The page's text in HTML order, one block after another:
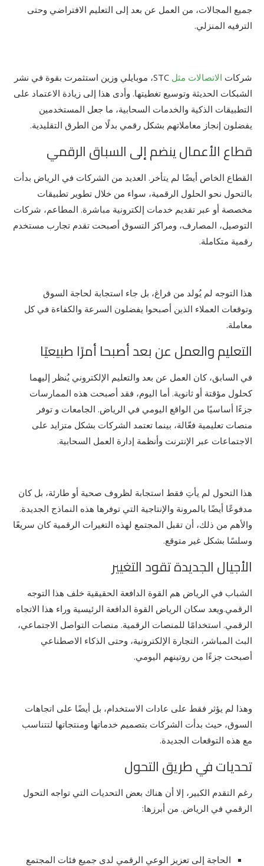
جميع المجالات، من العمل عن بعد إلى التعليم الافتراضي وحتى
الترفيه المنزلي.
شركات الاتصالات مثل
STC، موبايلي وزين استثمرت بقوة في نشر
الشبكات الحديثة وتوسيع تغطيتها. وأدى هذا إلى زيادة الاعتماد على
التطبيقات الذكية والخدمات السحابية، ما جعل المستخدمين
يفضلون إنجاز معاملاتهم بشكل رقمي بدلًا من الطرق التقليدية.
قطاع الأعمال ينضم إلى السباق الرقمي
القطاع الخاص أيضًا لم يتأخر. العديد من الشركات في الرياض بدأت
بالتحول نحو الحلول الرقمية، سواء من خلال تطوير تطبيقات
مخصصة أو عبر تقديم خدمات إلكترونية مباشرة. المطاعم، شركات
التوصيل، المصارف، ومراكز التسوق أصبحت تقدم تجارب مستخدم
رقمية متكاملة.
هذا التوجه لم يُولد من فراغ، بل جاء استجابة لحاجة السوق
وتوقعات العملاء الذين أصبحوا يفضلون السرعة والكفاءة في كل
معاملة.
التعليم والعمل عن بعد أصبحا أمرًا طبيعيًا
في السابق، كان العمل عن بعد والتعليم الإلكتروني يُنظر إليهما
كحلول مؤقتة أو ثانوية. أما اليوم، فقد أصبحت هذه الممارسات
جزءًا أساسيًا من الواقع اليومي في الرياض. الجامعات و توفر
منصات تعليمية فعّالة، بينما تعتمد الشركات بشكل متزايد على
الاجتماعات عبر الإنترنت وأنظمة إدارة العمل السحابية.
هذا التحول لم يأتِ فقط استجابة لظروف صحية أو طارئة، بل كان
مدفوعًا أيضًا بالمرونة والإنتاجية التي توفرها هذه النماذج الجديدة.
والأهم من ذلك، أن تقبل المجتمع لهذه التغيرات الرقمية كان سريعًا
وسلسًا بشكل غير متوقع.
الأجيال الجديدة تقود التغيير
الشباب في الرياض هم القوة الدافعة الحقيقية خلف هذا التوجه
الرقمي.ويعد سكان الرياض القوة الدافعة الرئيسية وراء هذا الاتجاه
الرقمي. استخدامًا للمنصات الرقمية. منصات التواصل الاجتماعي،
البث المباشر، التجارة الإلكترونية، وحتى الذكاء الاصطناعي
أصبحت جزءًا من روتينهم اليومي.
وهذا لم يؤثر فقط على عادات الاستخدام، بل أيضًا على اتجاهات
السوق، حيث بدأت الشركات بتصميم خدماتها ومنتجاتها لتتناسب
مع هذه التوقعات الجديدة.
تحديات في طريق التحول
رغم التقدم الكبير، إلا أن هناك بعض التحديات التي تواجه التحول
الرقمي في الرياض. من أبرزها:
الحاجة إلى تعزيز الوعي الرقمي لدى جميع فئات المجتمع